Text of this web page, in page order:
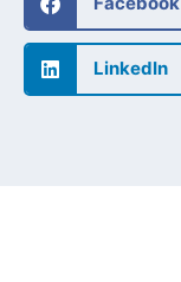
LinkedIn